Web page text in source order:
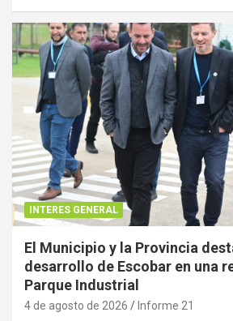
INTERES GENERAL
El Municipio y la Provincia
desarrollo de Escobar en una
Parque Industrial
4 de agosto de 2026 Informe 21